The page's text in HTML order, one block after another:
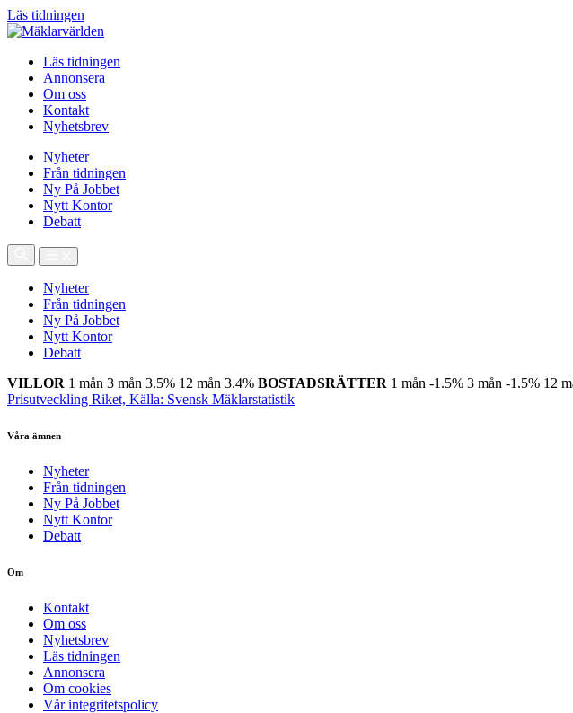
Läs tidningen
Läs tidningen
Annonsera
Om oss
Kontakt
Nyhetsbrev
Nyheter
Från tidningen
Ny På Jobbet
Nytt Kontor
Debatt
Nyheter
Från tidningen
Ny På Jobbet
Nytt Kontor
Debatt
VILLOR 1 mån 3 mån 3.5% 12 mån 3.4% BOSTADSRÄTTER 1 mån -1.5% 3 mån -1.5% 12
Prisutveckling Riket, Källa: Svensk Mäklarstatistik
Våra ämnen
Nyheter
Från tidningen
Ny På Jobbet
Nytt Kontor
Debatt
Om
Kontakt
Om oss
Nyhetsbrev
Läs tidningen
Annonsera
Om cookies
Vår integritetspolicy